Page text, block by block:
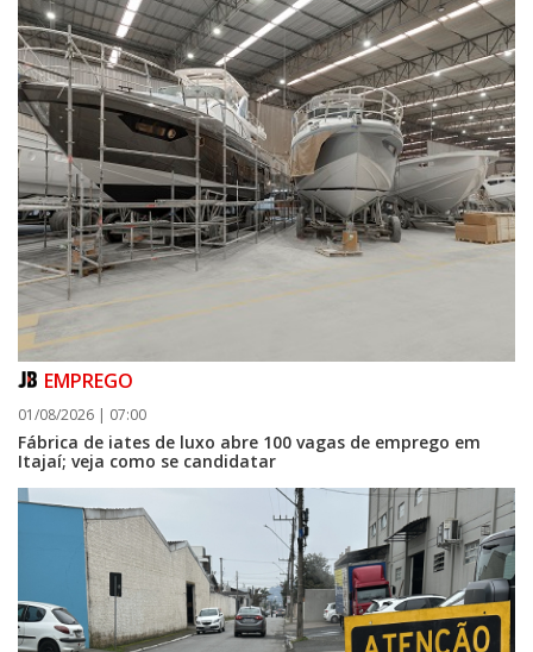
EMPREGO
01/08/2026 | 07:00
Fábrica de iates de luxo abre 100 vagas de emprego em
Itajaí; veja como se candidatar